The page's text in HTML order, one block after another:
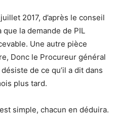
2017, d’après le conseil
que la demande de PIL
Une autre pièce
Donc le Procureur général
de ce qu’il a dit dans
plus tard.
simple, chacun en déduira.